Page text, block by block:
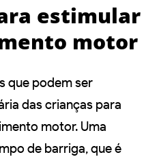
estimular
motor
que podem ser
das crianças para
motor. Uma
de barriga, que é